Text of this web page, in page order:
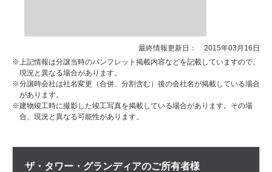
最終情報更新日： 2015年03月16日
※上記情報は分譲当時のパンフレット掲載内容などを記載していますので、
現況と異なる場合があります。
※分譲時会社は社名変更（合併、分割含む）後の会社名が掲載している場合
があります。
※建物竣工時に撮影した竣工写真を掲載している場合があります。その場
合、現況と異なる可能性があります。
ザ・タワー・グランディアのご所有者様